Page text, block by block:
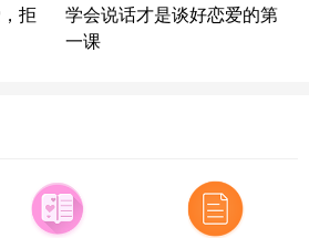
案
-宁波 150****8921
-厦门 159****4462
53分钟前
用户 凌乱小羊 通过此页面咨询，已获得专属情
拒
学会说话才是谈好恋爱的第
一课